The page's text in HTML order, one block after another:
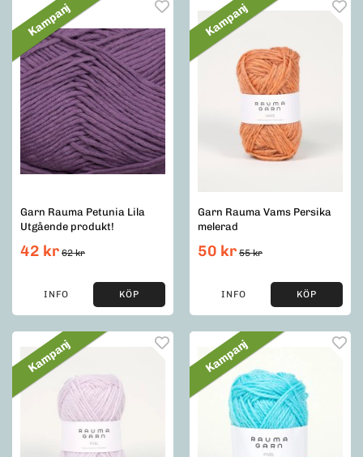
Kampanj
Garn Rauma Petunia Lila
Utgående produkt!
42 kr 62 kr
INFO KÖP
Kampanj
Garn Rauma Vams Persika
melerad
50 kr 55 kr
INFO KÖP
Kampanj Kampanj